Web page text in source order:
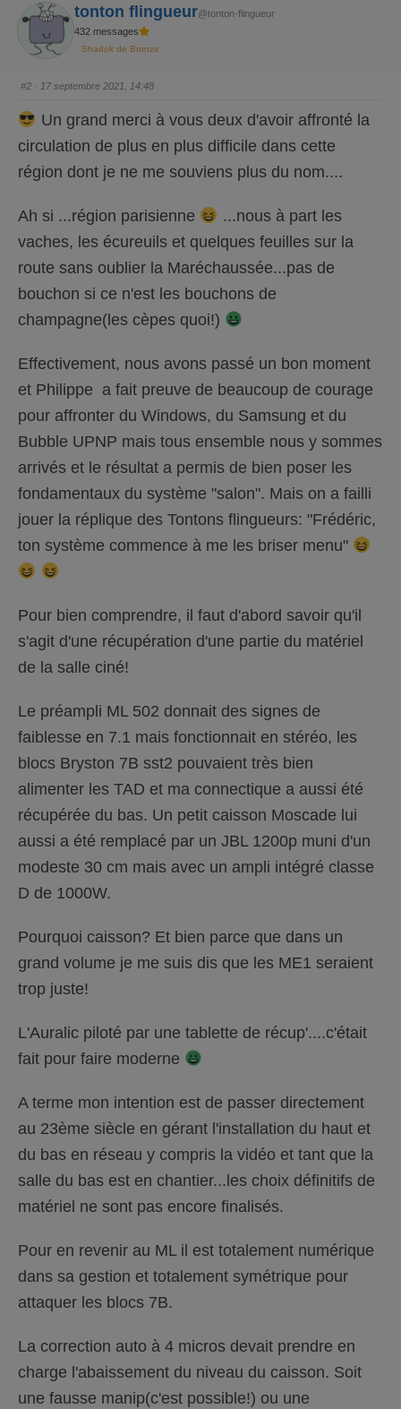
e
n
d
u
.
tonton flingueur@tonton-flingueur
432 messages
Shadok de Bronze
#2 · 17 septembre 2021, 14:48
Un grand merci à vous deux d'avoir affronté la
circulation de plus en plus difficile dans cette
région dont je ne me souviens plus du nom....
Ah si ...région parisienne
...nous à part les
vaches, les écureuils et quelques feuilles sur la
route sans oublier la Maréchaussée...pas de
bouchon si ce n'est les bouchons de
champagne(les cèpes quoi!)
Effectivement, nous avons passé un bon moment
et Philippe a fait preuve de beaucoup de courage
pour affronter du Windows, du Samsung et du
Bubble UPNP mais tous ensemble nous y sommes
arrivés et le résultat a permis de bien poser les
fondamentaux du système "salon". Mais on a failli
jouer la réplique des Tontons flingueurs: "Frédéric,
ton système commence à me les briser menu"
Pour bien comprendre, il faut d'abord savoir qu'il
s'agit d'une récupération d'une partie du matériel
de la salle ciné!
Le préampli ML 502 donnait des signes de
faiblesse en 7.1 mais fonctionnait en stéréo, les
blocs Bryston 7B sst2 pouvaient très bien
alimenter les TAD et ma connectique a aussi été
récupérée du bas. Un petit caisson Moscade lui
aussi a été remplacé par un JBL 1200p muni d'un
modeste 30 cm mais avec un ampli intégré classe
D de 1000W.
Pourquoi caisson? Et bien parce que dans un
grand volume je me suis dis que les ME1 seraient
trop juste!
L'Auralic piloté par une tablette de récup'....c'était
fait pour faire moderne
A terme mon intention est de passer directement
au 23ème siècle en gérant l'installation du haut et
du bas en réseau y compris la vidéo et tant que la
salle du bas est en chantier...les choix définitifs de
matériel ne sont pas encore finalisés.
Pour en revenir au ML il est totalement numérique
dans sa gestion et totalement symétrique pour
attaquer les blocs 7B.
La correction auto à 4 micros devait prendre en
charge l'abaissement du niveau du caisson. Soit
une fausse manip(c'est possible!) ou une